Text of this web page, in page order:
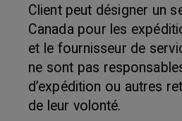
Client peut désigner un
Canada pour les
et le fournisseur de
ne sont pas
d’expédition ou autres
de leur volonté.